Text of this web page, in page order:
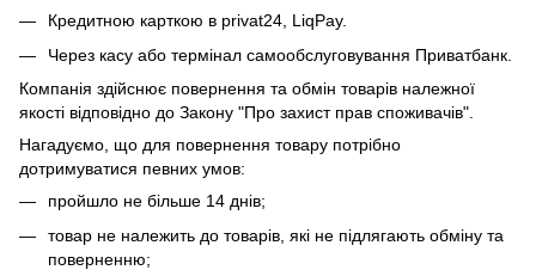
Кредитною карткою в privat24, LiqPay.
Через касу або термінал самообслуговування Приватбанк.
Компанія здійснює повернення та обмін товарів належної
якості відповідно до Закону "Про захист прав споживачів".
Нагадуємо, що для повернення товару потрібно
дотримуватися певних умов:
пройшло не більше 14 днів;
товар не належить до товарів, які не підлягають обміну та
поверненню;